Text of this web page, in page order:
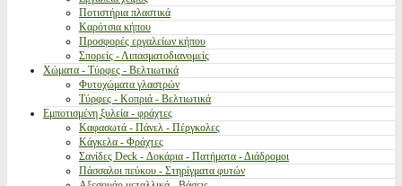
Ποτιστήρια πλαστικά
Καρότσια κήπου
Προσφορές εργαλείων κήπου
Σπορείς - Λιπασματοδιανομείς
Χώματα - Τύρφες - Βελτιωτικά
Φυτοχώματα γλαστρών
Τύρφες - Κοπριά - Βελτιωτικά
Εμποτισμένη ξυλεία - φράχτες
Καφασωτά - Πάνελ - Πέργκολες
Κάγκελα - Φράχτες
Σανίδες Deck - Δοκάρια - Πατήματα - Διάδρομοι
Πάσσαλοι πεύκου - Στηρίγματα φυτών